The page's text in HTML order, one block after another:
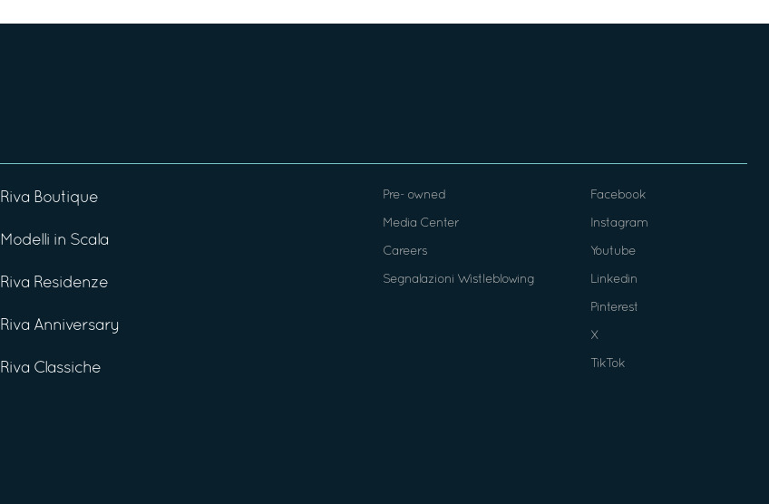
Riva Boutique
Modelli in Scala
Riva Residenze
Riva Anniversary
Riva Classiche
Pre- owned
Media Center
Careers
Segnalazioni Wistleblowing
Facebook
Instagram
Youtube
Linkedin
Pinterest
X
TikTok